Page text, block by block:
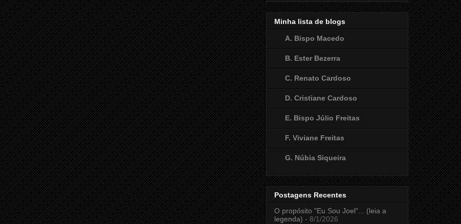
Minha lista de blogs
A. Bispo Macedo
B. Ester Bezerra
C. Renato Cardoso
D. Cristiane Cardoso
E. Bispo Júlio Freitas
F. Viviane Freitas
G. Núbia Siqueira
Postagens Recentes
O propósito "Eu Sou Joel"... (leia a
legenda) - 8/1/2026